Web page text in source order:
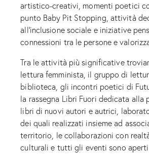
artistico-creativi, momenti poetici
punto Baby Pit Stopping, attività
all’inclusione sociale e iniziative
connessioni tra le persone e
Tra le attività più significative
lettura femminista, il gruppo di
biblioteca, gli incontri poetici di
la rassegna Libri Fuori dedicata alla
libri di nuovi autori e autrici,
dei quali realizzati insieme ad
territorio, le collaborazioni con
culturali e tutti gli eventi sono